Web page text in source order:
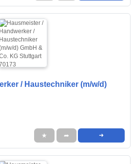
/ Haustechniker (m/w/d)
★ ➦ ➜